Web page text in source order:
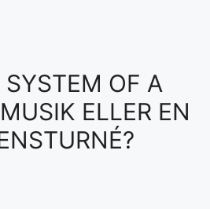
SYSTEM OF A
ELLER EN